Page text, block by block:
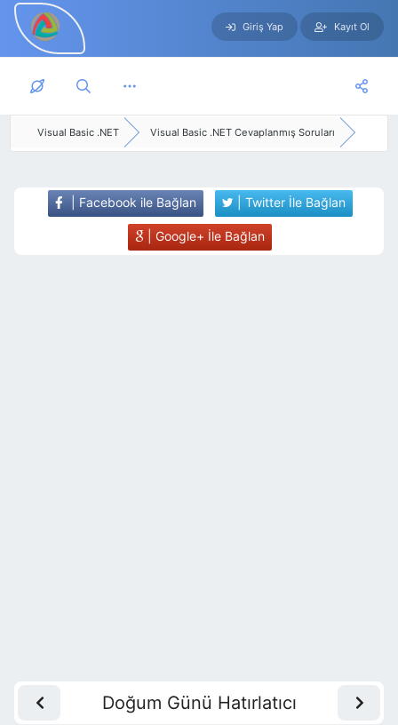
Skip to main content
Giriş Yap Kayıt Ol
Visual Basic .NET Visual Basic .NET Cevaplanmış Soruları
| Facebook ile Bağlan | Twitter İle Bağlan
| Google+ İle Bağlan
Doğum Günü Hatırlatıcı